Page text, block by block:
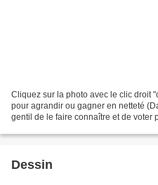
Cliquez sur la photo avec le clic droit
pour agrandir ou gagner en netteté
gentil de le faire connaître et de voter
Dessin